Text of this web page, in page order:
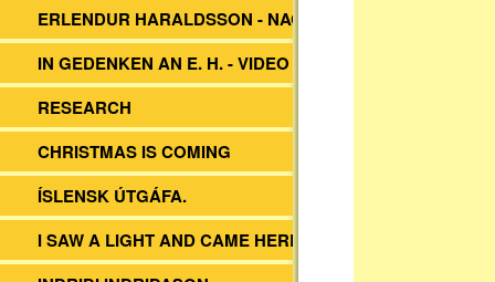
ERLENDUR HARALDSSON - NACHRUF
IN GEDENKEN AN E. H. - VIDEO
RESEARCH
CHRISTMAS IS COMING
ÍSLENSK ÚTGÁFA.
I SAW A LIGHT AND CAME HERE